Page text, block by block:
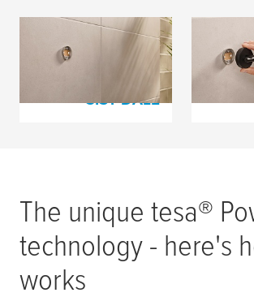
Adapter according to
products
ČÍST DÁLE
design
The unique tesa®
technology - here's
works